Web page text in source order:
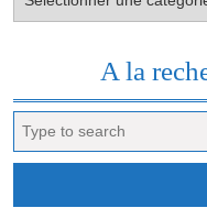
envie
A la
for: